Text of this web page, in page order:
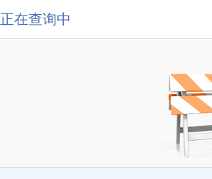
正在查询中